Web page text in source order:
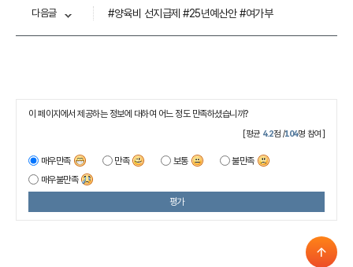
다음글 #양육비 선지급제 #25년예산안 #여가부
이 페이지에서 제공하는 정보에 대하여 어느 정도 만족하셨습니까?
[평균 4.2점 /104명 참여]
매우만족 만족 보통
불만족
매우불만족
평가